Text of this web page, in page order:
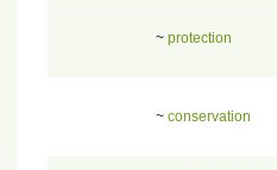
~ protection
~ conservation